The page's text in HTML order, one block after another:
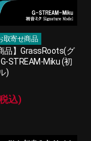
取寄せ商品
品】GrassRoots(グ
STREAM-Miku (初
)
込)